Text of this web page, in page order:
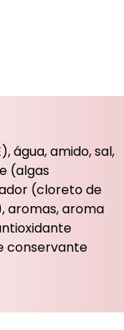
água, amido, sal,
(algas
(cloreto de
aromas, aroma
conservante